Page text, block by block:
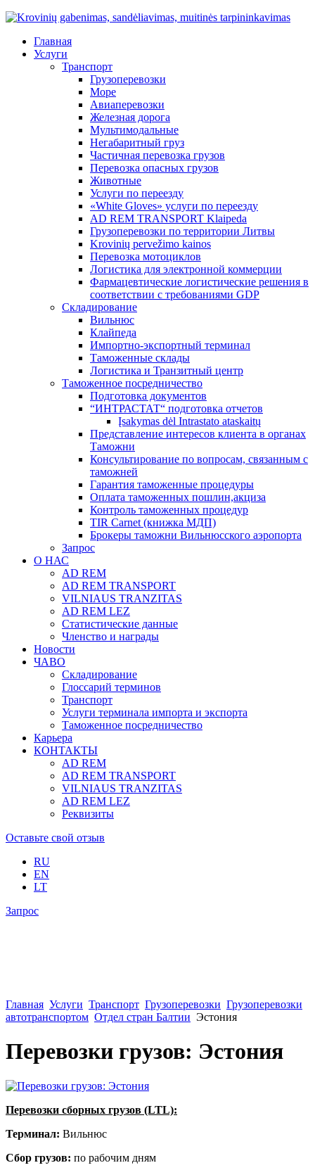
Главная
Услуги
Транспорт
Грузоперевозки
Море
Авиаперевозки
Железная дорога
Мультимодальные
Негабаритный груз
Частичная перевозка грузов
Перевозка опасных грузов
Животные
Услуги по переезду
«White Gloves» услуги по переезду
AD REM TRANSPORT Klaipeda
Грузоперевозки по территории Литвы
Krovinių pervežimo kainos
Перевозка мотоциклов
Логистика для электронной коммерции
Фармацевтические логистические решения в
соответствии с требованиями GDP
Складирование
Вильнюс
Клайпеда
Импортно-экспортный терминал
Таможенные склады
Логистика и Транзитный центр
Таможенное посредничество
Подготовка документов
“ИНТРАСТАТ“ подготовка отчетов
Įsakymas dėl Intrastato ataskaitų
Представление интересов клиента в органах
Таможни
Консультирование по вопросам, связанным с
таможней
Гарантия таможенные процедуры
Оплата таможенных пошлин,акциза
Контроль таможенных процедур
TIR Carnet (книжка МДП)
Брокеры таможни Вильнюсского аэропорта
Запрос
О НАС
AD REM
AD REM TRANSPORT
VILNIAUS TRANZITAS
AD REM LEZ
Статистические данные
Членство и награды
Новости
ЧАВО
Складирование
Глоссарий терминов
Транспорт
Услуги терминала импорта и экспорта
Таможенное посредничество
Карьера
КОНТАКТЫ
AD REM
AD REM TRANSPORT
VILNIAUS TRANZITAS
AD REM LEZ
Реквизиты
Оставьте свой отзыв
RU
EN
LT
Запрос
Главная Услуги Транспорт Грузоперевозки Грузоперевозки
автотранспортом Отдел стран Балтии Эстония
Перевозки грузов: Эстония
Перевозки сборных грузов (LTL):
Терминал: Вильнюс
Сбор грузов: по рабочим дням